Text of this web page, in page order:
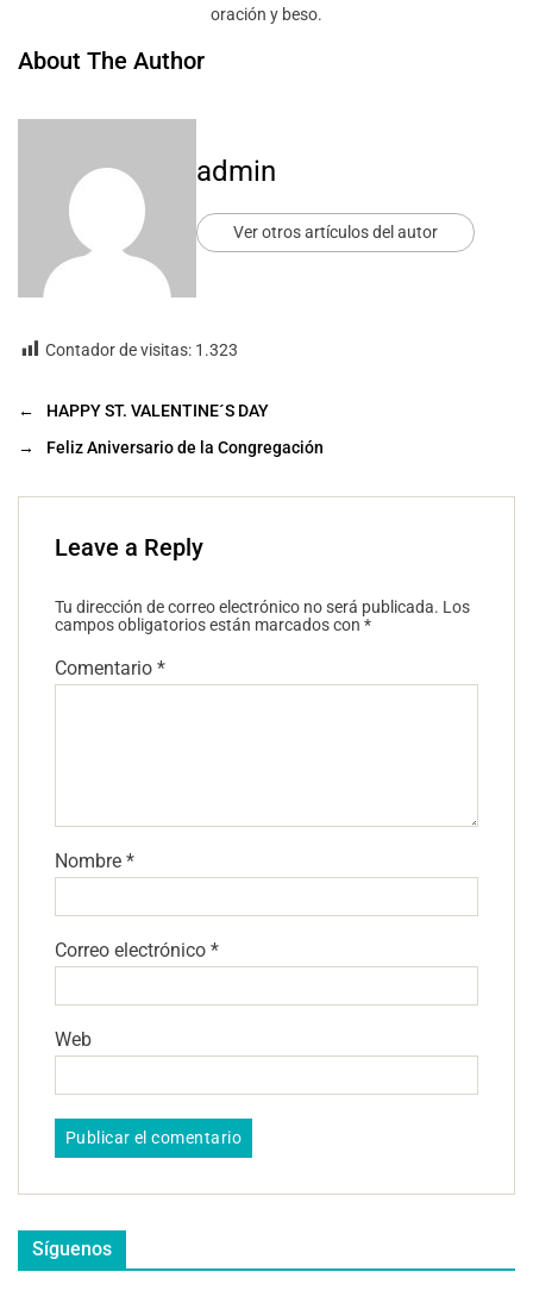
oración y beso.
About The Author
admin
Ver otros artículos del autor
Contador de visitas: 1.323
←
HAPPY ST. VALENTINE´S DAY
→
Feliz Aniversario de la Congregación
Leave a Reply
Tu dirección de correo electrónico no será publicada. Los
campos obligatorios están marcados con *
Comentario *
Nombre *
Correo electrónico *
Web
Síguenos